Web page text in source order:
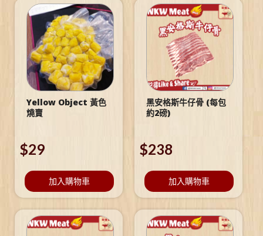
Yellow Object 黃色
燒賣
$29
加入購物車
黑安格斯牛仔骨 (每包
約2磅)
$238
加入購物車